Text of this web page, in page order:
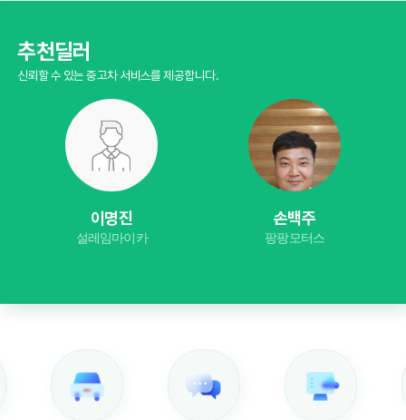
추천딜러
신뢰할 수 있는 중고차 서비스를 제공합니다.
이명진
설레임마이카
손백주
팡팡모터스